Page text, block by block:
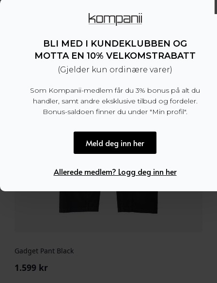
Gadget Pant Black
1.599 kr
BLI MED I KUNDEKLUBBEN OG
MOTTA EN 10% VELKOMSTRABATT
(Gjelder kun ordinære varer)
Som Kompanii-medlem får du 3% bonus på alt du
handler, samt andre eksklusive tilbud og fordeler.
Bonus-saldoen finner du under "Min profil".
Meld deg inn her
Allerede medlem? Logg deg inn her